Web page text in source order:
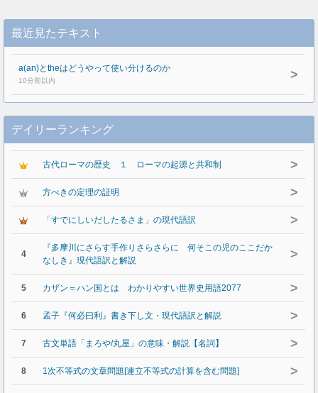
最近見たテキスト
a(an)とtheはどうやって使い分けるのか
10分前以内 >
デイリーランキング
古代ローマの歴史 １ ローマの起源と共和制 >
方べきの定理の証明 >
「すでにしいだしたるさま」の現代語訳 >
4
『多摩川にさらす手作りさらさらに 何そこの児のここだか
なしき』現代語訳と解説
>
5 カザン＝ハン国とは わかりやすい世界史用語2077 >
6 孟子『何必曰利』書き下し文・現代語訳と解説 >
7 古文単語「まろや/丸屋」の意味・解説【名詞】 >
8 1次不等式の文章問題[連立不等式の計算を含む問題] >